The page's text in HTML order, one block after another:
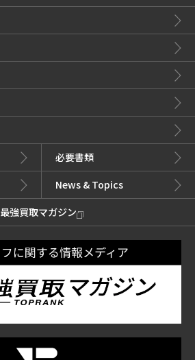
必要書類
News & Topics
最強買取マガジン